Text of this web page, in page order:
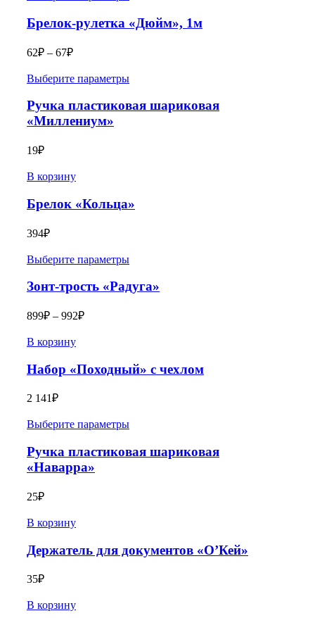
Брелок-рулетка «Дюйм», 1м
62₽ – 67₽
Выберите параметры
Ручка пластиковая шариковая
«Миллениум»
19₽
В корзину
Брелок «Кольца»
394₽
Выберите параметры
Зонт-трость «Радуга»
899₽ – 992₽
В корзину
Набор «Походный» с чехлом
2 141₽
Выберите параметры
Ручка пластиковая шариковая
«Наварра»
25₽
В корзину
Держатель для документов «О’Кей»
35₽
В корзину